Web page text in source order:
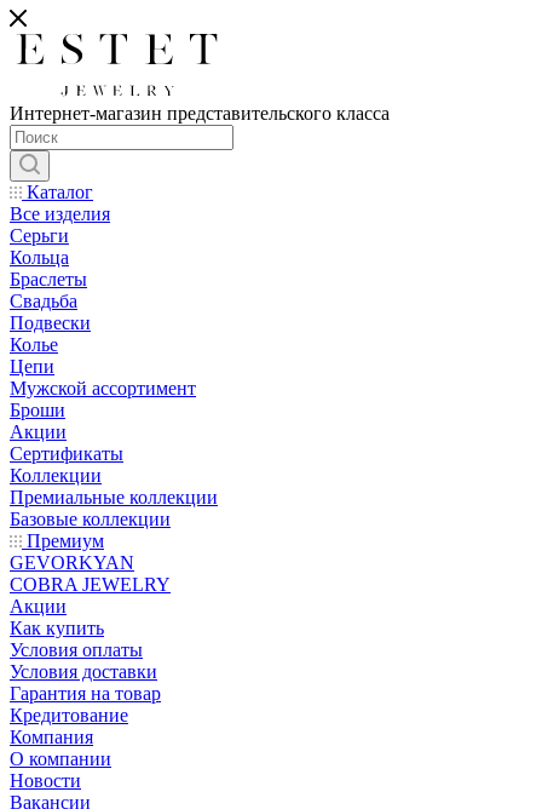
Интернет-магазин представительского класса
Каталог
Все изделия
Серьги
Кольца
Браслеты
Свадьба
Подвески
Колье
Цепи
Мужской ассортимент
Броши
Акции
Сертификаты
Коллекции
Премиальные коллекции
Базовые коллекции
Премиум
GEVORKYAN
COBRA JEWELRY
Акции
Как купить
Условия оплаты
Условия доставки
Гарантия на товар
Кредитование
Компания
О компании
Новости
Вакансии